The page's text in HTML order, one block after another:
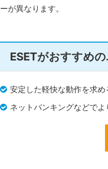
ーが異なります。
ESETがおすすめ
安定した軽快な動作を求
ネットバンキングなどで